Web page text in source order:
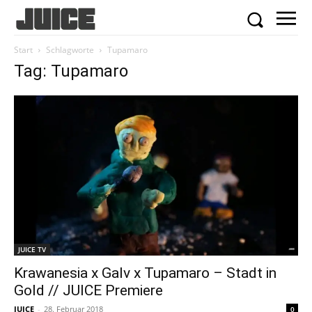
Start Schlagworte Tupamaro
Tag: Tupamaro
JUICE TV
Krawanesia x Galv x Tupamaro – Stadt in
Gold // JUICE Premiere
JUICE - 28. Februar 2018 0